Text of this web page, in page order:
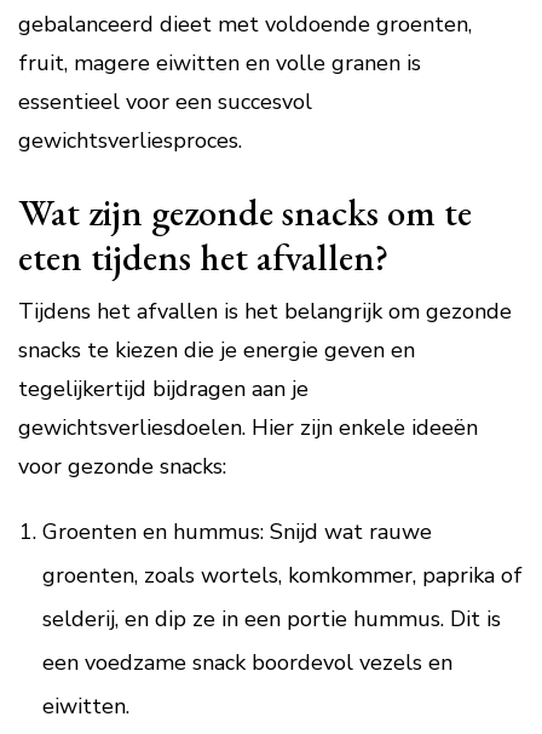
gebalanceerd dieet met voldoende groenten,
fruit, magere eiwitten en volle granen is
essentieel voor een succesvol
gewichtsverliesproces.
Wat zijn gezonde snacks om te
eten tijdens het afvallen?
Tijdens het afvallen is het belangrijk om gezonde
snacks te kiezen die je energie geven en
tegelijkertijd bijdragen aan je
gewichtsverliesdoelen. Hier zijn enkele ideeën
voor gezonde snacks:
Groenten en hummus: Snijd wat rauwe
groenten, zoals wortels, komkommer, paprika of
selderij, en dip ze in een portie hummus. Dit is
een voedzame snack boordevol vezels en
eiwitten.